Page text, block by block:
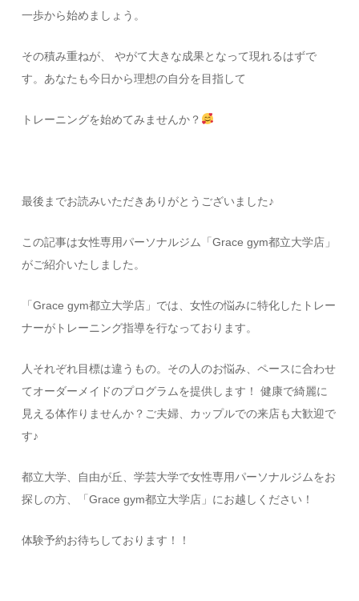
一歩から始めましょう。
その積み重ねが、 やがて大きな成果となって現れるはずで
す。あなたも今日から理想の自分を目指して
トレーニングを始めてみませんか？
最後までお読みいただきありがとうございました♪
この記事は女性専用パーソナルジム「Grace gym都立大学店」
がご紹介いたしました。
「Grace gym都立大学店」では、女性の悩みに特化したトレー
ナーがトレーニング指導を行なっております。
人それぞれ目標は違うもの。その人のお悩み、ペースに合わせ
てオーダーメイドのプログラムを提供します！ 健康で綺麗に
見える体作りませんか？ご夫婦、カップルでの来店も大歓迎で
す♪
都立大学、自由が丘、学芸大学で女性専用パーソナルジムをお
探しの方、「Grace gym都立大学店」にお越しください！
体験予約お待ちしております！！